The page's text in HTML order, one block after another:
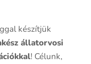
készítjük
állatorvosi
! Célunk,